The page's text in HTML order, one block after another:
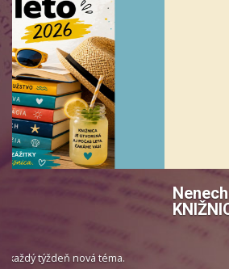
Nenechajte si ujsť... LETO V